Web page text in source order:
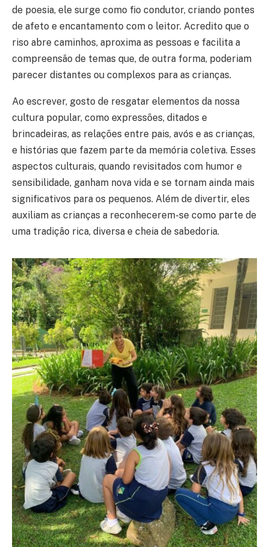
de poesia, ele surge como fio condutor, criando pontes
de afeto e encantamento com o leitor. Acredito que o
riso abre caminhos, aproxima as pessoas e facilita a
compreensão de temas que, de outra forma, poderiam
parecer distantes ou complexos para as crianças.
Ao escrever, gosto de resgatar elementos da nossa
cultura popular, como expressões, ditados e
brincadeiras, as relações entre pais, avós e as crianças,
e histórias que fazem parte da memória coletiva. Esses
aspectos culturais, quando revisitados com humor e
sensibilidade, ganham nova vida e se tornam ainda mais
significativos para os pequenos. Além de divertir, eles
auxiliam as crianças a reconhecerem-se como parte de
uma tradição rica, diversa e cheia de sabedoria.